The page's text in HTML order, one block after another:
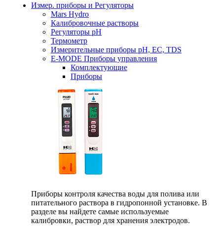
Измер. приборы и Регуляторы
Mars Hydro
Калибровочные растворы
Регуляторы рН
Термометр
Измерительные приборы pH, EC, TDS
E-MODE Приборы управления
Комплектующие
Приборы
Приборы контроля качества воды для полива или
питательного раствора в гидропонной установке. В
разделе вы найдете самые используемые
калибровки, раствор для хранения электродов.